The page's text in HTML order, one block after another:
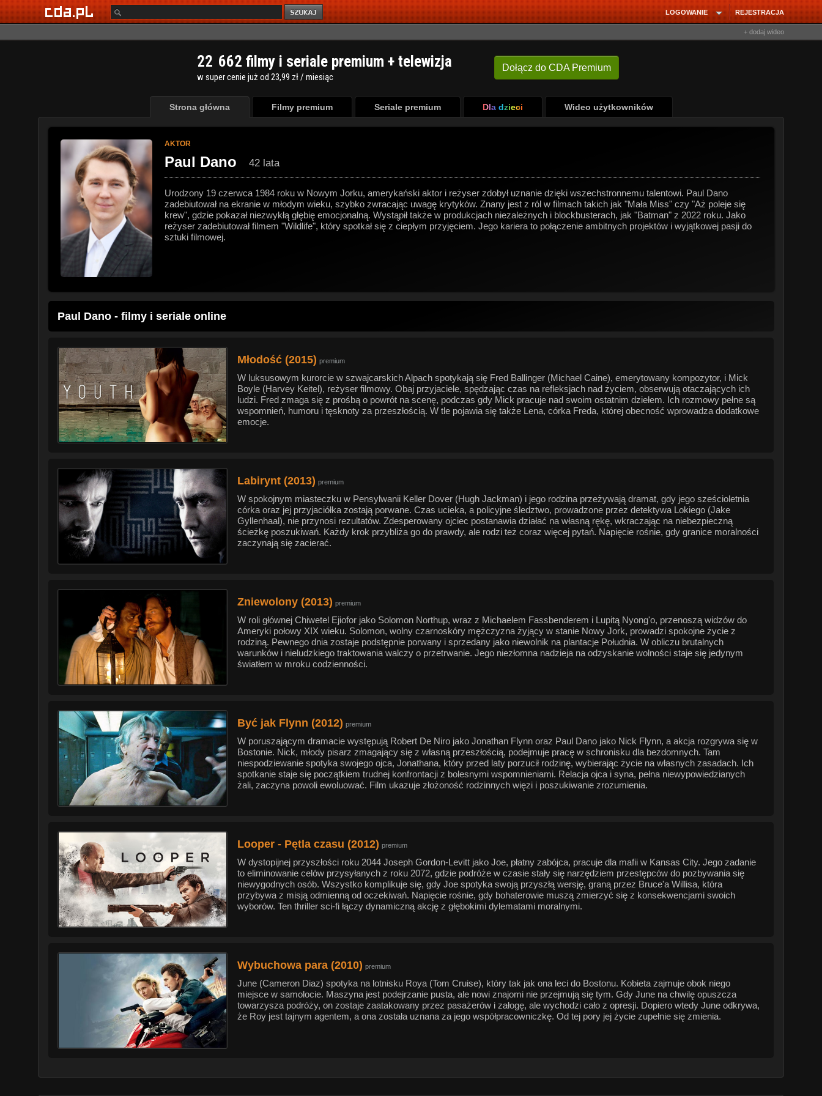
REJESTRACJA
LOGOWANIE
+ dodaj wideo
Dołącz do CDA Premium
22 662 filmy i seriale premium + telewizja
w super cenie już od 23,99 zł / miesiąc
Strona główna Filmy premium Seriale premium Dla dzieci Wideo użytkowników
AKTOR
Paul Dano 42 lata
Urodzony 19 czerwca 1984 roku w Nowym Jorku, amerykański aktor i reżyser zdobył uznanie dzięki wszechstronnemu talentowi. Paul Dano
zadebiutował na ekranie w młodym wieku, szybko zwracając uwagę krytyków. Znany jest z ról w filmach takich jak "Mała Miss" czy "Aż poleje się
krew", gdzie pokazał niezwykłą głębię emocjonalną. Wystąpił także w produkcjach niezależnych i blockbusterach, jak "Batman" z 2022 roku. Jako
reżyser zadebiutował filmem "Wildlife", który spotkał się z ciepłym przyjęciem. Jego kariera to połączenie ambitnych projektów i wyjątkowej pasji do
sztuki filmowej.
Paul Dano - filmy i seriale online
Młodość (2015) premium
W luksusowym kurorcie w szwajcarskich Alpach spotykają się Fred Ballinger (Michael Caine), emerytowany kompozytor, i Mick
Boyle (Harvey Keitel), reżyser filmowy. Obaj przyjaciele, spędzając czas na refleksjach nad życiem, obserwują otaczających ich
ludzi. Fred zmaga się z prośbą o powrót na scenę, podczas gdy Mick pracuje nad swoim ostatnim dziełem. Ich rozmowy pełne są
wspomnień, humoru i tęsknoty za przeszłością. W tle pojawia się także Lena, córka Freda, której obecność wprowadza dodatkowe
emocje.
Labirynt (2013) premium
W spokojnym miasteczku w Pensylwanii Keller Dover (Hugh Jackman) i jego rodzina przeżywają dramat, gdy jego sześcioletnia
córka oraz jej przyjaciółka zostają porwane. Czas ucieka, a policyjne śledztwo, prowadzone przez detektywa Lokiego (Jake
Gyllenhaal), nie przynosi rezultatów. Zdesperowany ojciec postanawia działać na własną rękę, wkraczając na niebezpieczną
ścieżkę poszukiwań. Każdy krok przybliża go do prawdy, ale rodzi też coraz więcej pytań. Napięcie rośnie, gdy granice moralności
zaczynają się zacierać.
Zniewolony (2013) premium
W roli głównej Chiwetel Ejiofor jako Solomon Northup, wraz z Michaelem Fassbenderem i Lupitą Nyong'o, przenoszą widzów do
Ameryki połowy XIX wieku. Solomon, wolny czarnoskóry mężczyzna żyjący w stanie Nowy Jork, prowadzi spokojne życie z
rodziną. Pewnego dnia zostaje podstępnie porwany i sprzedany jako niewolnik na plantacje Południa. W obliczu brutalnych
warunków i nieludzkiego traktowania walczy o przetrwanie. Jego niezłomna nadzieja na odzyskanie wolności staje się jedynym
światłem w mroku codzienności.
Być jak Flynn (2012) premium
W poruszającym dramacie występują Robert De Niro jako Jonathan Flynn oraz Paul Dano jako Nick Flynn, a akcja rozgrywa się w
Bostonie. Nick, młody pisarz zmagający się z własną przeszłością, podejmuje pracę w schronisku dla bezdomnych. Tam
niespodziewanie spotyka swojego ojca, Jonathana, który przed laty porzucił rodzinę, wybierając życie na własnych zasadach. Ich
spotkanie staje się początkiem trudnej konfrontacji z bolesnymi wspomnieniami. Relacja ojca i syna, pełna niewypowiedzianych
żali, zaczyna powoli ewoluować. Film ukazuje złożoność rodzinnych więzi i poszukiwanie zrozumienia.
Looper - Pętla czasu (2012) premium
W dystopijnej przyszłości roku 2044 Joseph Gordon-Levitt jako Joe, płatny zabójca, pracuje dla mafii w Kansas City. Jego zadanie
to eliminowanie celów przysyłanych z roku 2072, gdzie podróże w czasie stały się narzędziem przestępców do pozbywania się
niewygodnych osób. Wszystko komplikuje się, gdy Joe spotyka swoją przyszłą wersję, graną przez Bruce'a Willisa, która
przybywa z misją odmienną od oczekiwań. Napięcie rośnie, gdy bohaterowie muszą zmierzyć się z konsekwencjami swoich
wyborów. Ten thriller sci-fi łączy dynamiczną akcję z głębokimi dylematami moralnymi.
Wybuchowa para (2010) premium
June (Cameron Diaz) spotyka na lotnisku Roya (Tom Cruise), który tak jak ona leci do Bostonu. Kobieta zajmuje obok niego
miejsce w samolocie. Maszyna jest podejrzanie pusta, ale nowi znajomi nie przejmują się tym. Gdy June na chwilę opuszcza
towarzysza podróży, on zostaje zaatakowany przez pasażerów i załogę, ale wychodzi cało z opresji. Dopiero wtedy June odkrywa,
że Roy jest tajnym agentem, a ona została uznana za jego współpracowniczkę. Od tej pory jej życie zupełnie się zmienia.